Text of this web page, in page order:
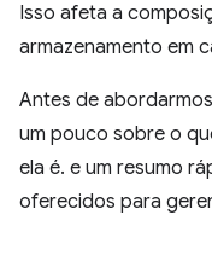
Isso afeta a
armazenamento em
Antes de
um pouco sobre o
ela é. e um resumo
oferecidos para